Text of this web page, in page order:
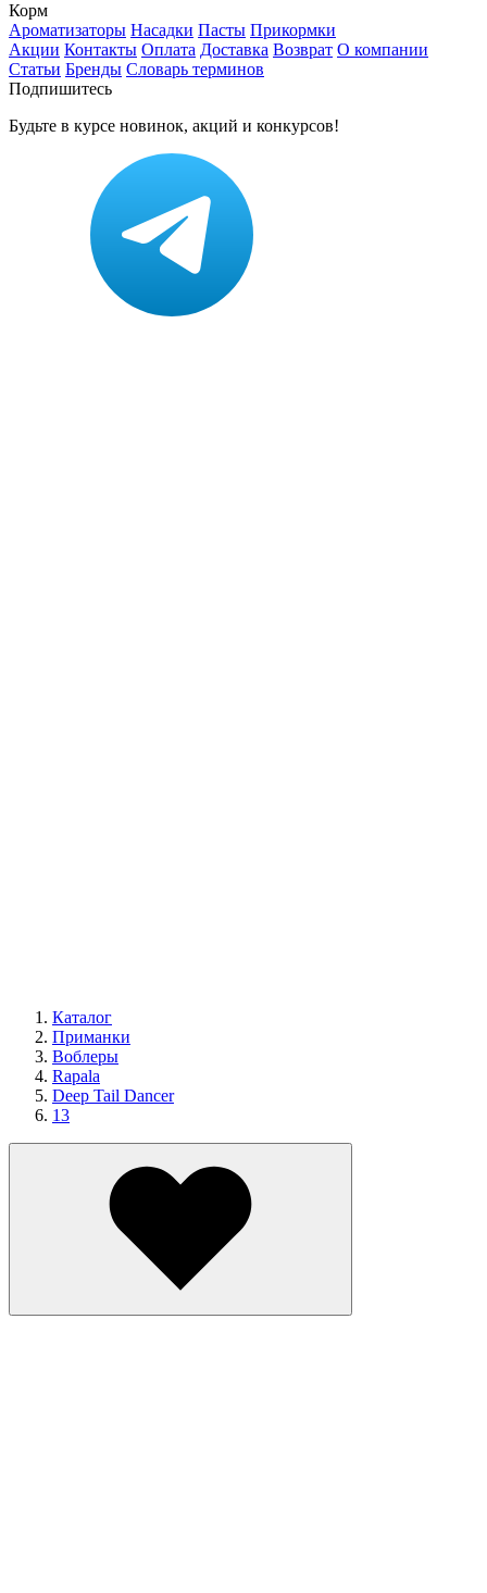
Корм
Ароматизаторы Насадки Пасты Прикормки
Акции Контакты Оплата Доставка Возврат О компании
Статьи Бренды Словарь терминов
Подпишитесь
Будьте в курсе новинок, акций и конкурсов!
Каталог
Приманки
Воблеры
Rapala
Deep Tail Dancer
13